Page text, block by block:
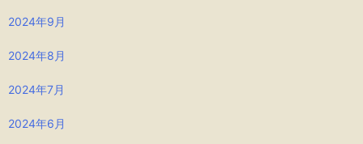
2024年9月
2024年8月
2024年7月
2024年6月